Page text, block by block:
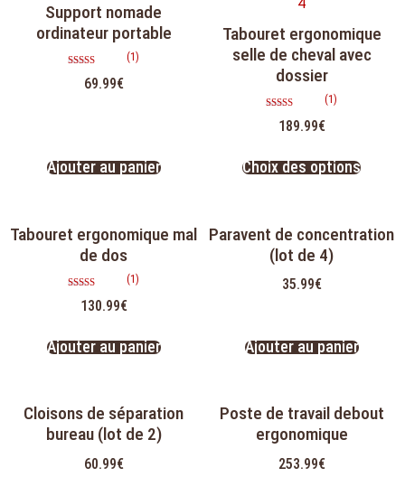
Support nomade
ordinateur portable
5.00
(1)
69.99€
Ajouter au panier
Tabouret ergonomique
selle de cheval avec
dossier
5.00
(1)
189.99€
Choix des options
Tabouret ergonomique mal
de dos
5.00
(1)
130.99€
Ajouter au panier
Paravent de concentration
(lot de 4)
35.99€
Ajouter au panier
Cloisons de séparation
bureau (lot de 2)
60.99€
Poste de travail debout
ergonomique
253.99€